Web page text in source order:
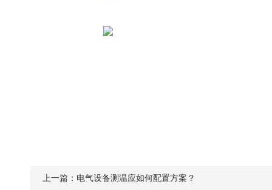
上一篇： 电气设备测温应如何配置方案？